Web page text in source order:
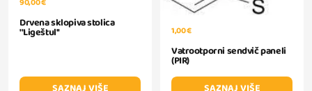
Drvena sklopiva stolica
''Ligeštul''
SAZNAJ VIŠE
1,00 €
Vatrootporni sendvič paneli
(PIR)
SAZNAJ VIŠE